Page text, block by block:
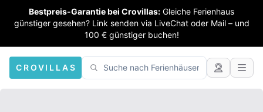
Bestpreis-Garantie bei Crovillas: Gleiche Ferienhaus
günstiger gesehen? Link senden via LiveChat oder Mail – und
100 € günstiger buchen!
CROVILLAS